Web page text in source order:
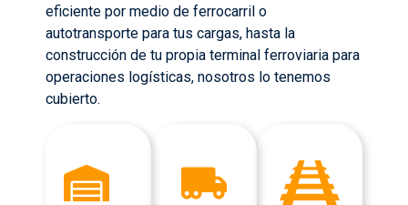
eficiente por medio de ferrocarril o
autotransporte para tus cargas, hasta la
construcción de tu propia terminal ferroviaria para
operaciones logísticas, nosotros lo tenemos
cubierto.